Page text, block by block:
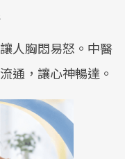
人胸悶易怒。中醫
通，讓心神暢達。